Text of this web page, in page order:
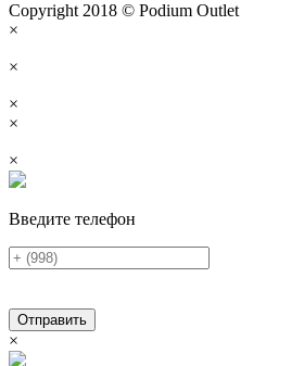
Copyright 2018 © Podium Outlet
×
×
×
×
×
Введите телефон
Отправить
×